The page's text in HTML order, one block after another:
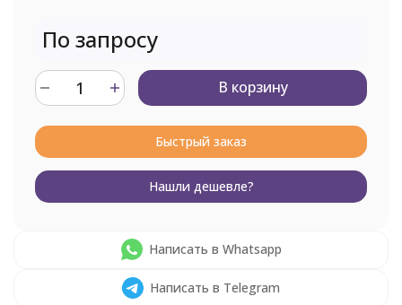
По запросу
В корзину
Быстрый заказ
Нашли дешевле?
Написать в Whatsapp
Написать в Telegram